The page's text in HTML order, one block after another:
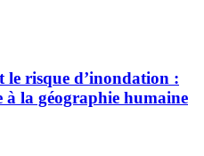
le risque d’inondation :
à la géographie humaine